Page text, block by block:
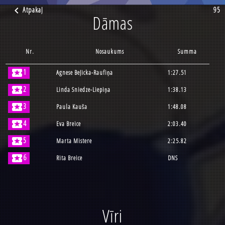
chevron_leftAtpakaļ 95
Dāmas
Nr. Nosaukums Summa
local_activity1 Agnese Beļicka-Raufiņa 1:27.51
local_activity2 Linda Sniedze-Liepiņa 1:38.13
local_activity3 Paula Kauša 1:48.08
local_activity4 Eva Breice 2:03.40
local_activity5 Marta Mistere 2:25.82
local_activity6 Rita Breice DNS
Vīri